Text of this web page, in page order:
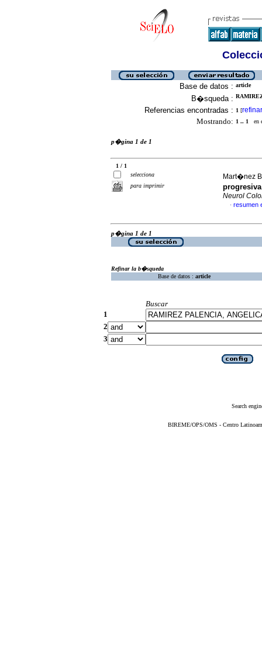
Base de datos : article
B�squeda :
Referencias encontradas : 1 [refinar
Mostrando: 1 .. 1 en
p�gina 1 de 1
1 / 1
selecciona
para imprimir
Mart�nez
Neurol
· resumen
p�gina 1 de 1
Refinar la b�squeda
Base de datos : article
Buscar
1
2
3
Search
BIREME/OPS/OMS - Centro